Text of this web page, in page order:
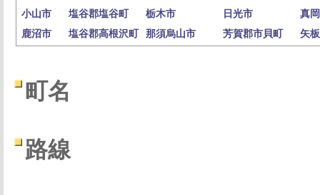
小山市
塩谷郡塩谷町 栃木市 日光市
真
鹿沼市
塩谷郡高根沢町 那須烏山市 芳賀郡市貝町 矢
町名
路線